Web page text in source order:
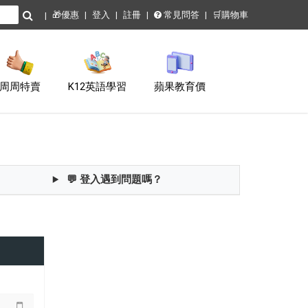
🎁優惠 登入 註冊 常見問答 🛒購物車
周周特賣 K12英語學習 蘋果教育價
💬 登入遇到問題嗎？